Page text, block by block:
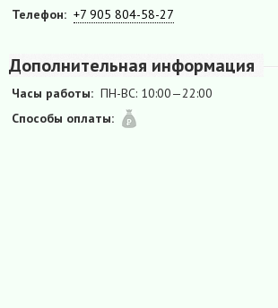
Телефон: +7 905 804-58-27
Дополнительная информация
Часы работы: ПН-ВС: 10:00—22:00
Способы оплаты: